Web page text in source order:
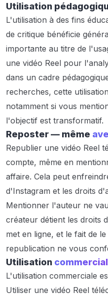
Utilisation
L'utilisation à des fins
de critique bénéficie
importante au titre de
une vidéo Reel pour
dans un cadre
recherches, cette
notamment si vous
l'objectif est transformatif.
Reposter — même
Republier une vidéo Reel
compte, même en
affaire. Cela peut
d'Instagram et les droits
Mentionner l'auteur ne
créateur détient les droits
met en ligne, et le fait de
republication ne vous
Utilisation
L'utilisation commerciale
Utiliser une vidéo Reel